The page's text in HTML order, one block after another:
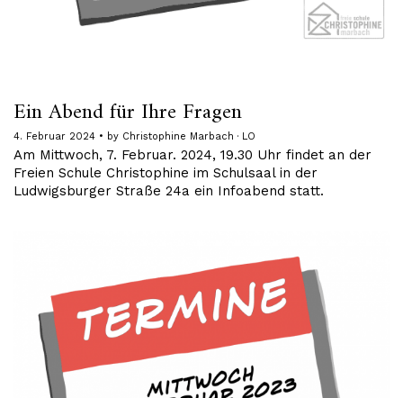
Ein Abend für Ihre Fragen
4. Februar 2024 by Christophine Marbach · LO
Am Mittwoch, 7. Februar. 2024, 19.30 Uhr findet an der
Freien Schule Christophine im Schulsaal in der
Ludwigsburger Straße 24a ein Infoabend statt.